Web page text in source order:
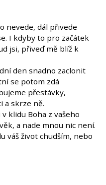
nevede, dál přivede
I kdyby to pro začátek
jsi, přiveď mě blíž k
den snadno zaclonit
se potom zdá
přestávky,
a skrze ně.
klidu Boha z vašeho
a nade mnou nic není.
váš život chudším, nebo